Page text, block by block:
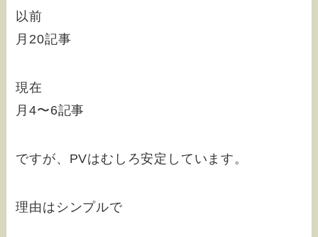
以前
月20記事
現在
月4〜6記事
ですが、PVはむしろ安定しています。
理由はシンプルで